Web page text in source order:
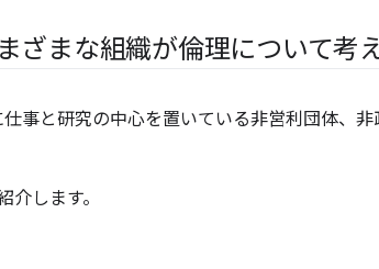
ざまな組織が倫理について考
事と研究の中心を置いている非営利団体、
介します。